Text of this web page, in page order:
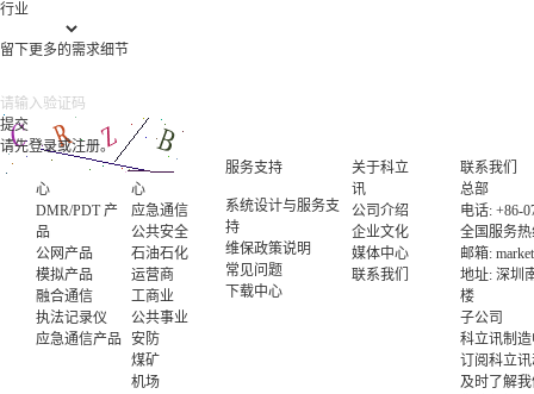
行业
留下更多的需求细节
请先登录或注册。
心
DMR/PDT 产
品
公网产品
模拟产品
融合通信
执法记录仪
应急通信产品
行业中
心
应急通信
公共安全
石油石化
运营商
工商业
公共事业
安防
煤矿
机场
服务支持
系统设计与服务支
持
维保政策说明
常见问题
下载中心
关于科立
讯
公司介绍
企业文化
媒体中心
联系我们
联系我们
总部
电话: +86-
全国服务热
邮箱:
地址: 深圳
楼
子公司
科立讯制
订阅科立
及时了解